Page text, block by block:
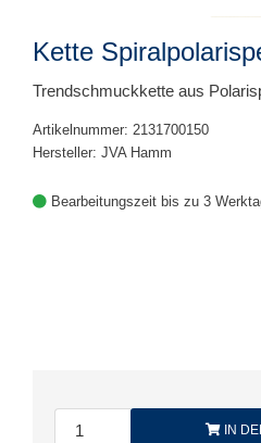
Kette
Trendschmuckkette aus
Artikelnummer: 2131700150
Hersteller: JVA Hamm
Bearbeitungszeit bis zu 3
IN